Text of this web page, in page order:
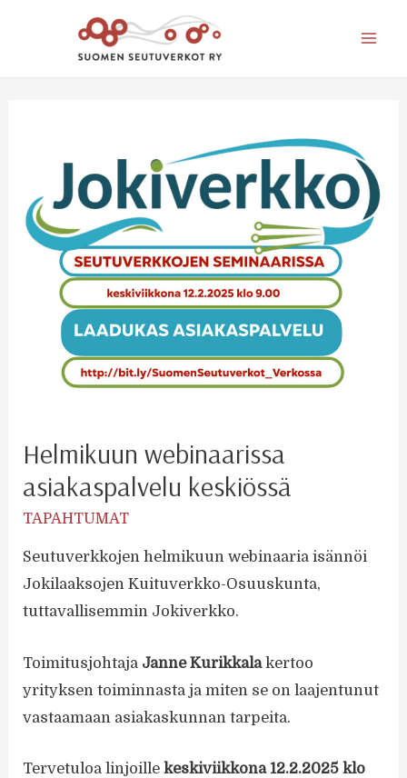
Helmikuun webinaarissa
asiakaspalvelu keskiössä
TAPAHTUMAT
Seutuverkkojen helmikuun webinaaria isännöi
Jokilaaksojen Kuituverkko-Osuuskunta,
tuttavallisemmin Jokiverkko.
Toimitusjohtaja Janne Kurikkalakertoo
yrityksen toiminnasta ja miten se on laajentunut
vastaamaan asiakaskunnan tarpeita.
Tervetuloa linjoillekeskiviikkona 12.2.2025 klo